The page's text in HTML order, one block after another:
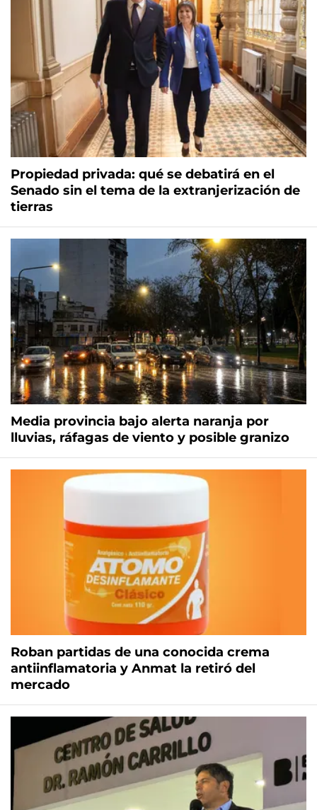
Propiedad privada: qué se debatirá en el
Senado sin el tema de la extranjerización de
tierras
Media provincia bajo alerta naranja por
lluvias, ráfagas de viento y posible granizo
Roban partidas de una conocida crema
antiinflamatoria y Anmat la retiró del
mercado